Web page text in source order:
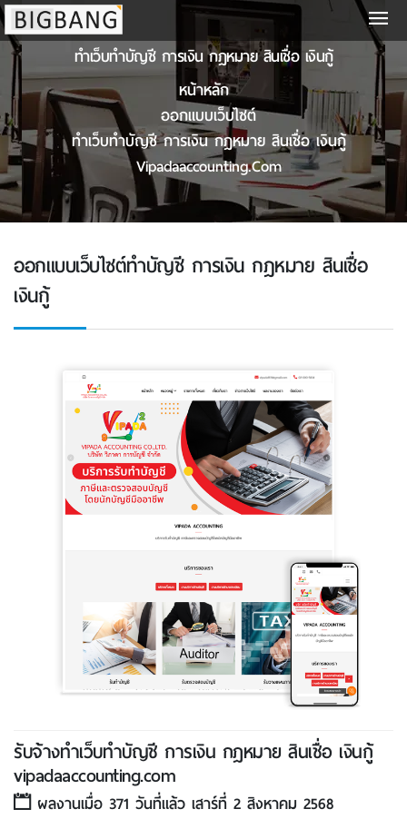
ทําเว็บทำบัญชี การเงิน กฎหมาย สินเชื่อ เงินกู้
หน้าหลัก
ออกแบบเว็บไซต์
ทําเว็บทำบัญชี การเงิน กฎหมาย สินเชื่อ เงินกู้
Vipadaaccounting.com
ออกแบบเว็บไซต์ทำบัญชี การเงิน กฎหมาย สินเชื่อ
เงินกู้
รับจ้างทำเว็บทำบัญชี การเงิน กฎหมาย สินเชื่อ เงินกู้
vipadaaccounting.com
ผลงานเมื่อ 371 วันที่แล้ว เสาร์ที่ 2 สิงหาคม 2568